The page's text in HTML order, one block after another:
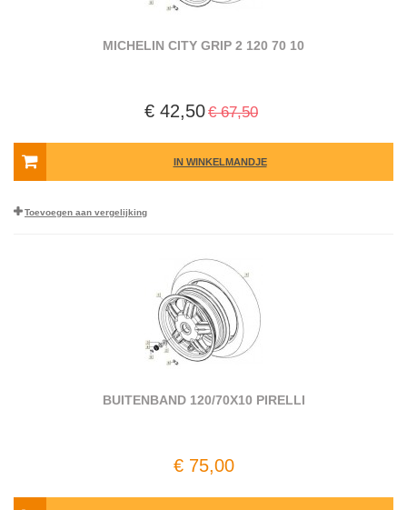
MICHELIN CITY GRIP 2 120 70 10
€ 42,50€ 67,50
IN WINKELMANDJE
Toevoegen aan vergelijking
BUITENBAND 120/70X10 PIRELLI
€ 75,00